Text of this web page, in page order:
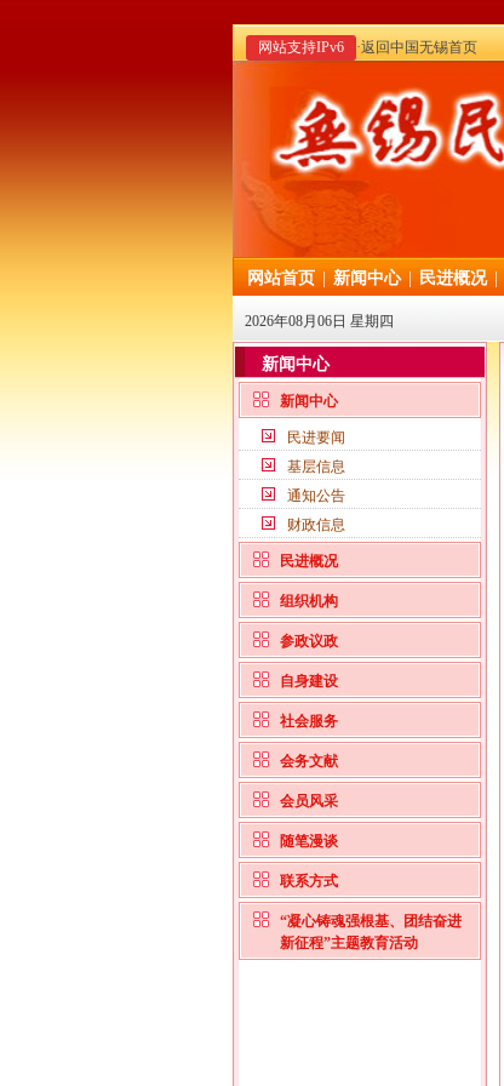
网站支持IPv6 ·返回中国无锡首页
网站首页 新闻中心 民进概况
2026年08月06日 星期四
新闻中心
新闻中心
民进要闻
基层信息
通知公告
财政信息
民进概况
组织机构
参政议政
自身建设
社会服务
会务文献
会员风采
随笔漫谈
联系方式
“凝心铸魂强根基、团结奋进
新征程”主题教育活动